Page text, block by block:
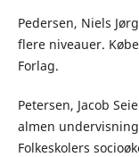
Pedersen, Niels
flere niveauer.
Forlag.
Petersen, Jacob
almen
Folkeskolers